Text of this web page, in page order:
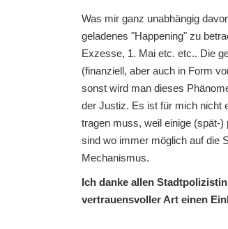
Was mir ganz unabhängig
geladenes "Happening" zu
Exzesse, 1. Mai etc. etc.. Die
(finanziell, aber auch in Form
sonst wird man dieses
der Justiz. Es ist für mich nicht
tragen muss, weil einige (spät-
sind wo immer möglich auf die
Mechanismus.
Ich danke allen
vertrauensvoller Art einen